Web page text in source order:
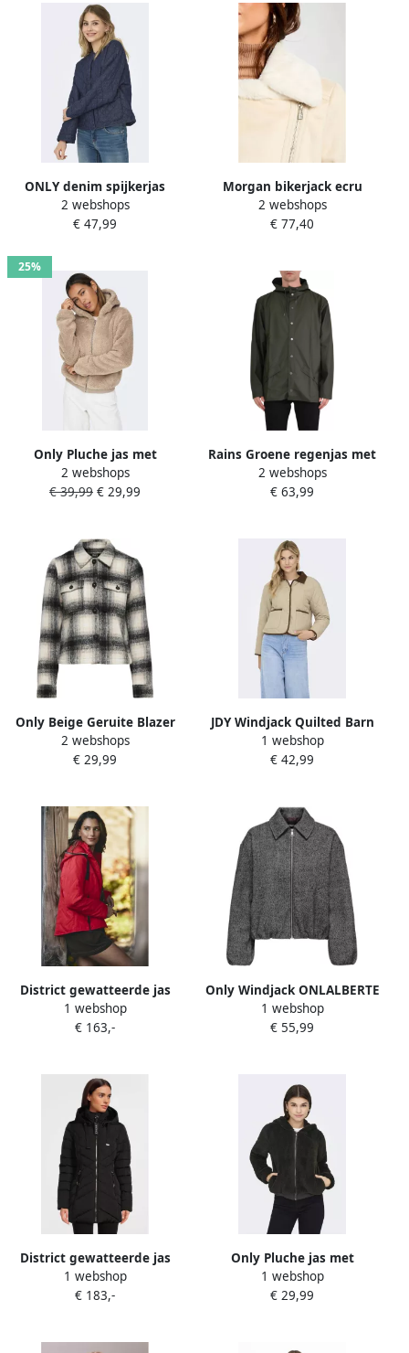
ONLY denim spijkerjas
quilted dark blue denim
2 webshops
€ 47,99
Morgan bikerjack ecru
2 webshops
€ 77,40
25%
Only Pluche jas met
capuchon ONLNEWANNA
CONTACT SHERPA JKT OTW
2 webshops
€ 39,99 € 29,99
Rains Groene regenjas met
verstelbare chetten Beige
2 webshops
€ 63,99
Only Beige Geruite Blazer
voor Herfst Winter Beige
Dames
2 webshops
€ 29,99
JDY Windjack Quilted Barn
1 webshop
€ 42,99
District gewatteerde jas
rood
1 webshop
€ 163,-
Only Windjack ONLALBERTE
LIFE BOMBER
1 webshop
€ 55,99
District gewatteerde jas
zwart
1 webshop
€ 183,-
Only Pluche jas met
capuchon ONLNEWANNA
CONTACT SHERPA JKT OTW
1 webshop
€ 29,99